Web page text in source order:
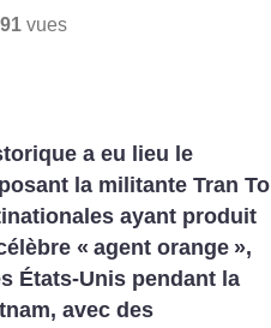
vues
a eu lieu le
la militante Tran To
ayant produit
« agent orange »,
États-Unis pendant la
avec des